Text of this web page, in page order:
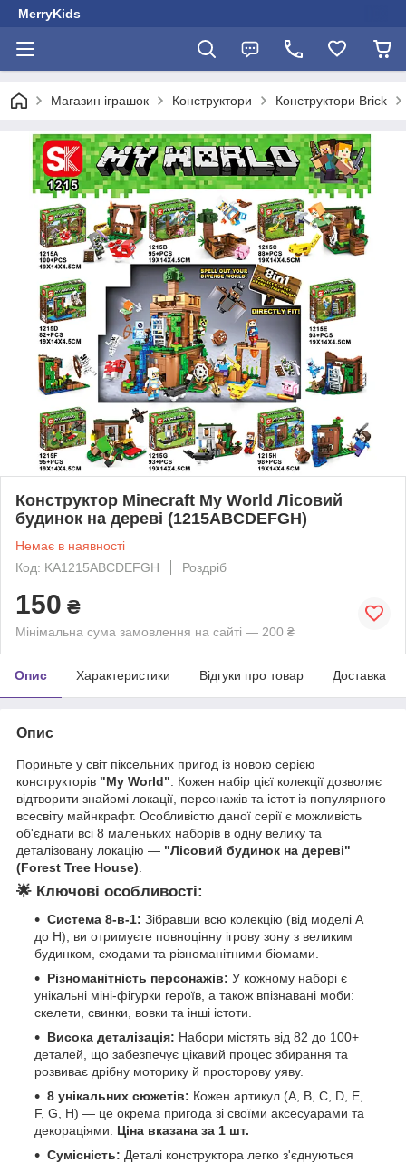
MerryKids
Магазин іграшок Конструктори Конструктори Brick
Конструктор Minecraft My World Лісовий
будинок на дереві (1215ABCDEFGH)
Немає в наявності
Код: KA1215ABCDEFGH
Роздріб
150 ₴
Мінімальна сума замовлення на сайті — 200 ₴
Опис Характеристики Відгуки про товар Доставка
Опис
Пориньте у світ піксельних пригод із новою серією
конструкторів "My World" . Кожен набір цієї колекції дозволяє
відтворити знайомі локації, персонажів та істот із популярного
всесвіту майнкрафт. Особливістю даної серії є можливість
об'єднати всі 8 маленьких наборів в одну велику та
деталізовану локацію — "Лісовий будинок на дереві"
(Forest Tree House)
🌟 Ключові особливості:
Система 8-в-1: Зібравши всю колекцію (від моделі A
до H), ви отримуєте повноцінну ігрову зону з великим
будинком, сходами та різноманітними біомами.
Різноманітність персонажів: У кожному наборі є
унікальні міні-фігурки героїв, а також впізнавані моби:
скелети, свинки, вовки та інші істоти.
Висока деталізація: Набори містять від 82 до 100+
деталей, що забезпечує цікавий процес збирання та
розвиває дрібну моторику й просторову уяву.
8 унікальних сюжетів: Кожен артикул (A, B, C, D, E,
F, G, H) — це окрема пригода зі своїми аксесуарами та
декораціями. Ціна вказана за 1 шт.
Сумісність: Деталі конструктора легко з'єднуються